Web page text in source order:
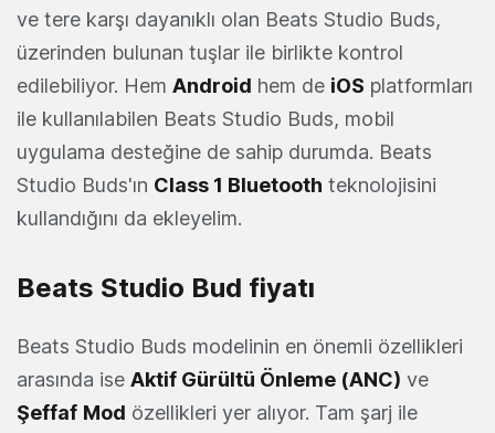
ve tere karşı dayanıklı olan Beats Studio Buds,
üzerinden bulunan tuşlar ile birlikte kontrol
edilebiliyor. Hem Android hem de iOS platformları
ile kullanılabilen Beats Studio Buds, mobil
uygulama desteğine de sahip durumda. Beats
Studio Buds'ın Class 1 Bluetooth teknolojisini
kullandığını da ekleyelim.
Beats Studio Bud fiyatı
Beats Studio Buds modelinin en önemli özellikleri
arasında ise Aktif Gürültü Önleme (ANC) ve
Şeffaf Mod özellikleri yer alıyor. Tam şarj ile